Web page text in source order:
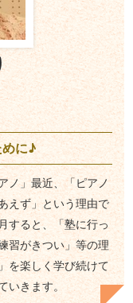
に♪
ノ」最近、「ピアノ
えず」という理由で
すると、「塾に行っ
習がきつい」等の理
を楽しく学び続けて
きます。